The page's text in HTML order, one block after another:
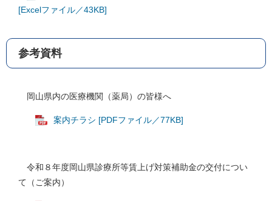
[Excelファイル／43KB]
参考資料
岡山県内の医療機関（薬局）の皆様へ
案内チラシ [PDFファイル／77KB]
令和８年度岡山県診療所等賃上げ対策補助金の交付につい
て（ご案内）